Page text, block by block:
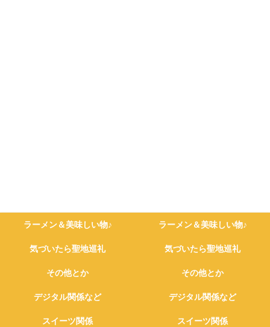
ラーメン＆美味しい物♪ ラーメン＆美味しい物♪
気づいたら聖地巡礼 気づいたら聖地巡礼
その他とか その他とか
デジタル関係など デジタル関係など
スイーツ関係 スイーツ関係